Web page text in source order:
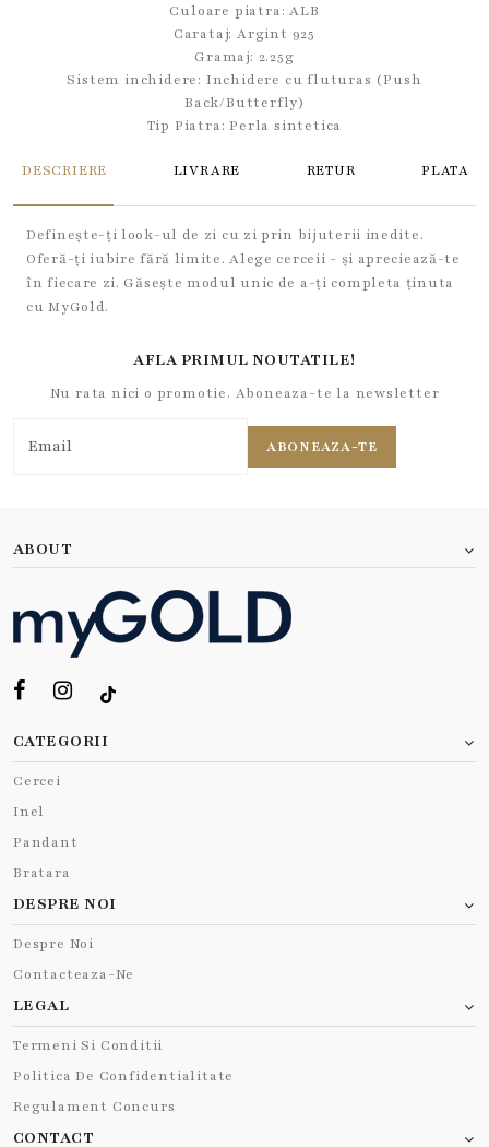
Culoare piatra: ALB
Carataj: Argint 925
Gramaj: 2.25g
Sistem inchidere: Inchidere cu fluturas (Push
Back/Butterfly)
Tip Piatra:Perla sintetica
DESCRIERE LIVRARE RETUR PLATA
Definește-ți look-ul de zi cu zi prin bijuterii inedite.
Oferă-ți iubire fără limite. Alege cerceii - și apreciează-te
în fiecare zi. Găsește modul unic de a-ți completa ținuta
cu MyGold.
AFLA PRIMUL NOUTATILE!
Nu rata nici o promotie. Aboneaza-te la newsletter
ABONEAZA-TE
ABOUT
CATEGORII
Cercei
Inel
Pandant
Bratara
DESPRE NOI
Despre Noi
Contacteaza-Ne
LEGAL
Termeni Si Conditii
Politica De Confidentialitate
Regulament Concurs
CONTACT